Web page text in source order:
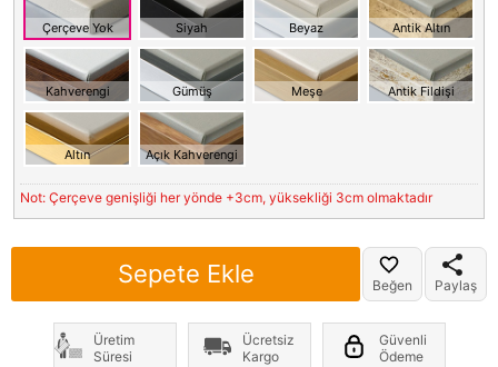
Çerçeve Yok Siyah Beyaz Antik Altın
Kahverengi Gümüş Meşe Antik Fildişi
Altın Açık Kahverengi
Not: Çerçeve genişliği her yönde +3cm, yüksekliği 3cm olmaktadır
Sepete Ekle Beğen Paylaş
Üretim
Süresi
Ücretsiz
Kargo
Güvenli
Ödeme